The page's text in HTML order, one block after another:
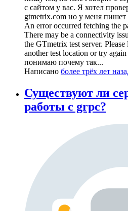
с сайтом у вас. Я хотел
gtmetrix.com но у меня
An error occurred fetching the
There may be a connectivity
the GTmetrix test server.
another test location or try
понимаю почему так...
Написано более трёх лет
Существуют ли
работы с grpc?